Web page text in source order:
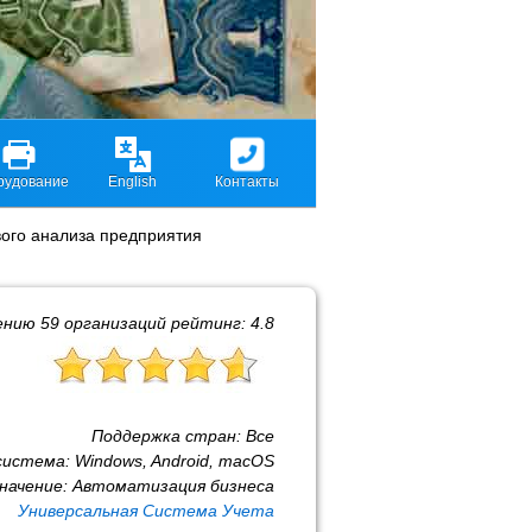
English Контакты
анализа предприятия
59 организаций рейтинг: 4.8
Поддержка стран: Все
Windows, Android, macOS
Автоматизация бизнеса
Универсальная Система Учета